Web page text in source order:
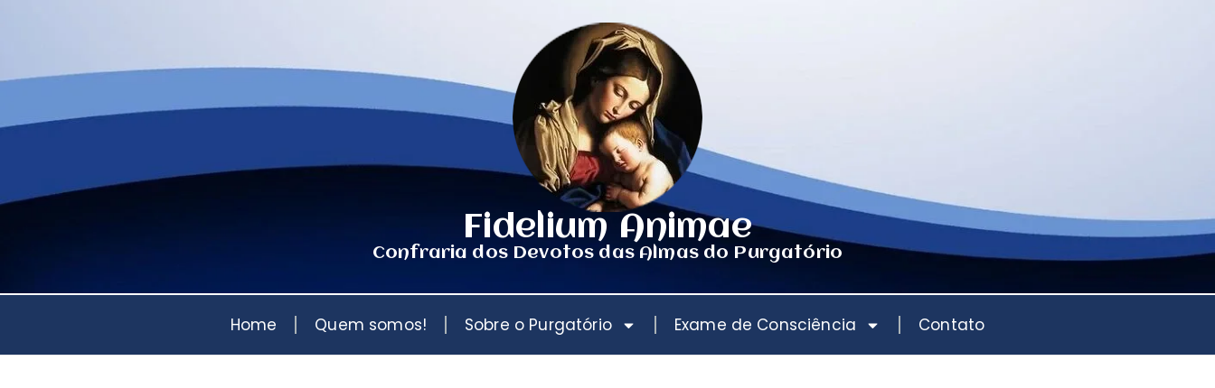
Fidelium Animae
Confraria dos Devotos das Almas do Purgatório
Home Quem somos! Sobre o Purgatório Exame de Consciência Contato